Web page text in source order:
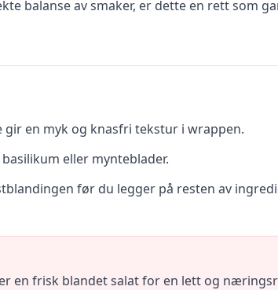
balanse av smaker, er dette en rett som
en myk og knasfri tekstur i wrappen.
eller mynteblader.
før du legger på resten av
en frisk blandet salat for en lett og